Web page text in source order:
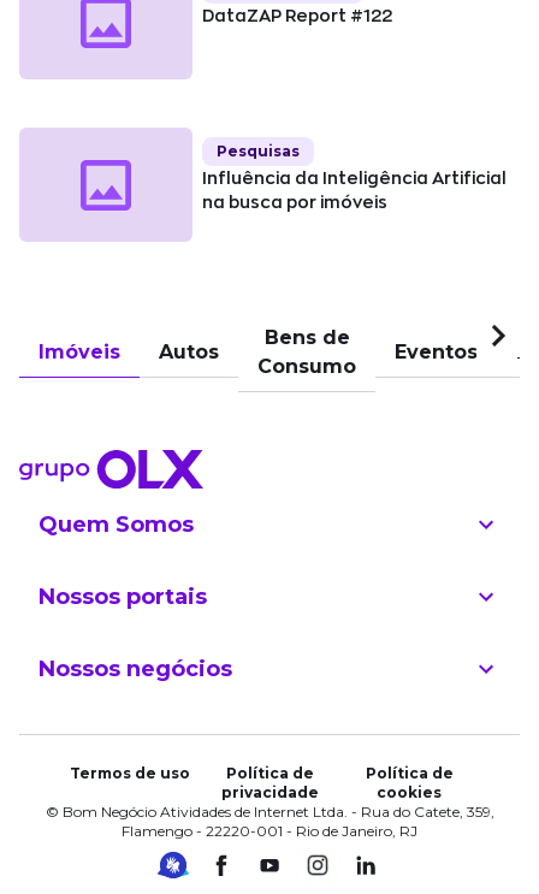
DataZAP Report #122
Pesquisas
Influência da Inteligência Artificial
na busca por imóveis
Imóveis Autos
Bens de
Consumo
Eventos
Quem Somos
Nossos portais
Nossos negócios
Termos de uso
Política de
privacidade
Política de
cookies
© Bom Negócio Atividades de Internet Ltda. - Rua do Catete, 359,
Flamengo - 22220-001 - Rio de Janeiro, RJ